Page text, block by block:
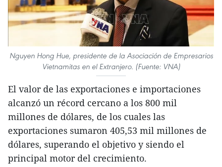
Nguyen Hong Hue, presidente de la Asociación de Empresarios
Vietnamitas en el Extranjero. (Fuente: VNA)
El valor de las exportaciones e importaciones
alcanzó un récord cercano a los 800 mil
millones de dólares, de los cuales las
exportaciones sumaron 405,53 mil millones de
dólares, superando el objetivo y siendo el
principal motor del crecimiento.